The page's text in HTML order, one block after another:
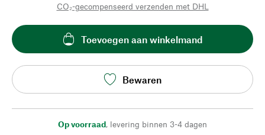
CO₂-gecompenseerd verzenden met DHL
Toevoegen aan winkelmand
Bewaren
Op voorraad, levering binnen 3-4 dagen